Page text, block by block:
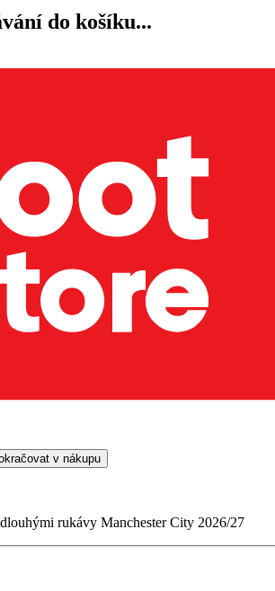
do košíku...
v nákupu
rukávy Manchester City 2026/27